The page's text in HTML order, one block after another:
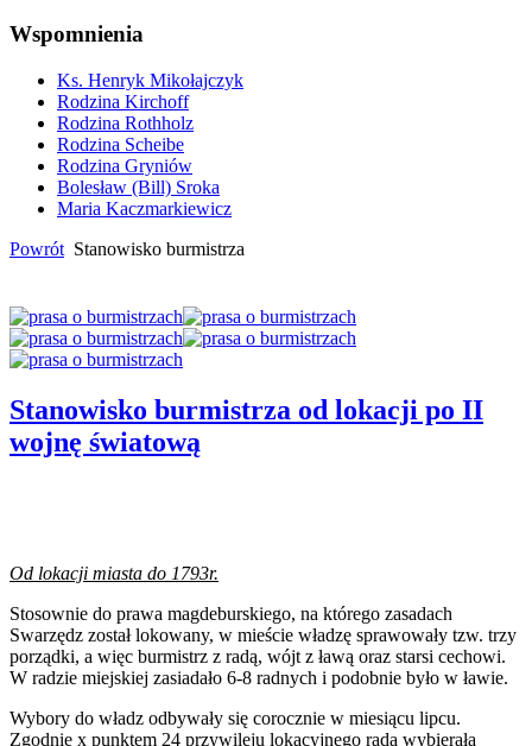
Wspomnienia
Ks. Henryk Mikołajczyk
Rodzina Kirchoff
Rodzina Rothholz
Rodzina Scheibe
Rodzina Gryniów
Bolesław (Bill) Sroka
Maria Kaczmarkiewicz
Powrót Stanowisko burmistrza
Stanowisko burmistrza od lokacji po II
wojnę światową
Od lokacji miasta do 1793r.
Stosownie do prawa magdeburskiego, na którego zasadach
Swarzędz został lokowany, w mieście władzę sprawowały tzw. trzy
porządki, a więc burmistrz z radą, wójt z ławą oraz starsi cechowi.
W radzie miejskiej zasiadało 6-8 radnych i podobnie było w ławie.
Wybory do władz odbywały się corocznie w miesiącu lipcu.
Zgodnie x punktem 24 przywileju lokacyjnego rada wybierała